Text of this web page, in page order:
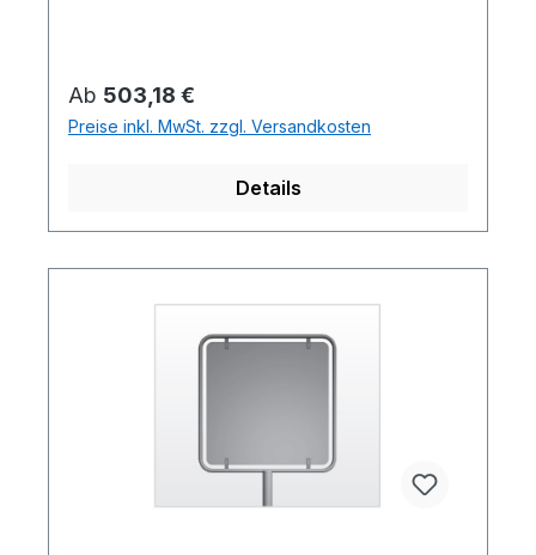
Regulärer Preis:
Ab 503,18 €
Preise inkl. MwSt. zzgl. Versandkosten
Details